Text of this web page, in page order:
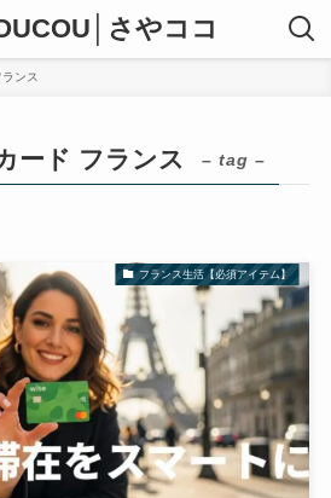
さやココ
ンス
ード フランス – tag –
フランス生活【必須アイテム】